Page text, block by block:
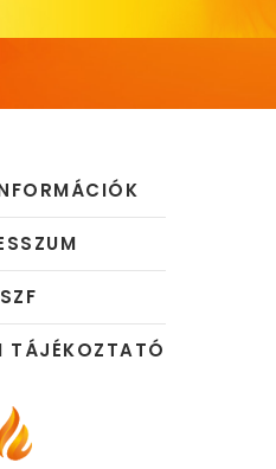
TÁJÉKOZTATÓ